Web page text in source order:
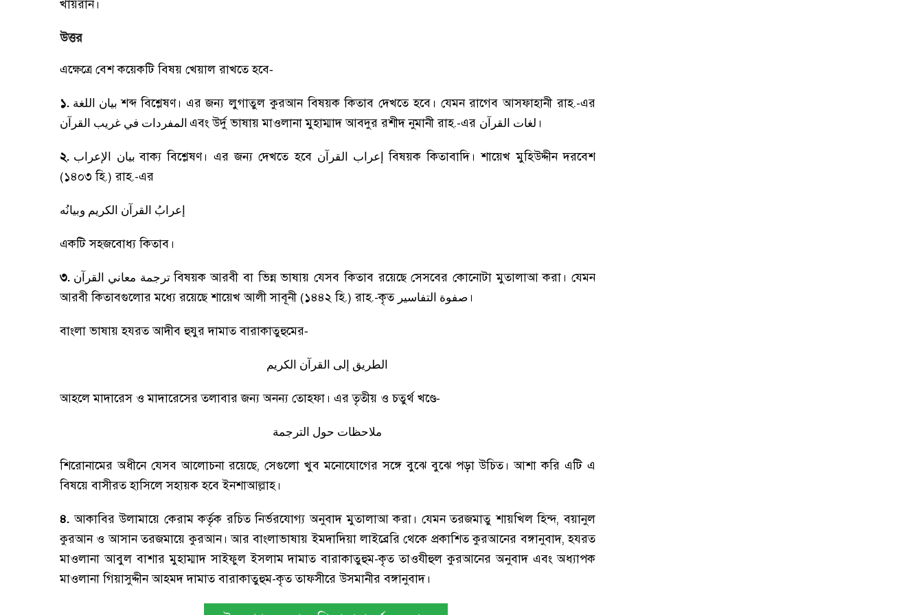
খায়রান।
উত্তর
এক্ষেত্রে বেশ কয়েকটি বিষয় খেয়াল রাখতে হবে-
১. بيان اللغة শব্দ বিশ্লেষণ। এর জন্য লুগাতুল কুরআন বিষয়ক কিতাব দেখতে হবে। যেমন রাগেব আসফাহানী রাহ.-এর
المفردات في غريب القرآن এবং উর্দু ভাষায় মাওলানা মুহাম্মাদ আবদুর রশীদ নুমানী রাহ.-এর لغات القرآن ।
২. بيان الإعراب বাক্য বিশ্লেষণ। এর জন্য দেখতে হবে إعراب القرآن
বিষয়ক কিতাবাদি। শায়েখ মুহিউদ্দীন দরবেশ
(১৪০৩ হি.) রাহ.-এর
إعرابُ القرآن الكريم وبيانُه
একটি সহজবোধ্য কিতাব।
৩. ترجمة معاني القرآن বিষয়ক আরবী বা ভিন্ন ভাষায় যেসব কিতাব রয়েছে সেসবের কোনোটা মুতালাআ করা। যেমন
আরবী কিতাবগুলোর মধ্যে রয়েছে শায়েখ আলী সাবূনী (১৪৪২ হি.) রাহ.-কৃত صفوة التفاسير ।
বাংলা ভাষায় হযরত আদীব হুযুর দামাত বারাকাতুহুমের-
الطريق إلى القرآن الكريم
আহলে মাদারেস ও মাদারেসের তলাবার জন্য অনন্য তোহফা। এর তৃতীয় ও চতুর্থ খণ্ডে-
ملاحظات حول الترجمة
শিরোনামের অধীনে যেসব আলোচনা রয়েছে,সেগুলো খুব মনোযোগের সঙ্গে বুঝে বুঝে পড়া উচিত। আশা করি এটি এ
বিষয়ে বাসীরত হাসিলে সহায়ক হবে ইনশাআল্লাহ।
৪.আকাবির উলামায়ে কেরাম কর্তৃক রচিত নির্ভরযোগ্য অনুবাদ মুতালাআ করা। যেমন তরজমাতু শায়খিল হিন্দ,বয়ানুল
কুরআন ও আসান তরজমায়ে কুরআন। আর বাংলাভাষায় ইমদাদিয়া লাইব্রেরি থেকে প্রকাশিত কুরআনের বঙ্গানুবাদ,হযরত
মাওলানা আবুল বাশার মুহাম্মাদ সাইফুল ইসলাম দামাত বারাকাতুহুম-কৃত তাওযীহুল কুরআনের অনুবাদ এবং অধ্যাপক
মাওলানা গিয়াসুদ্দীন আহমদ দামাত বারাকাতুহুম-কৃত তাফসীরে উসমানীর বঙ্গানুবাদ।